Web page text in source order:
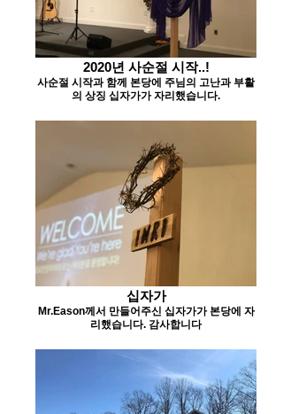
2020년 사순절 시작..!
사순절 시작과 함께 본당에 주님의 고난과 부활
의 상징 십자가가 자리했습니다.
십자가
Mr.Eason께서 만들어주신 십자가가 본당에 자
리했습니다. 감사합니다